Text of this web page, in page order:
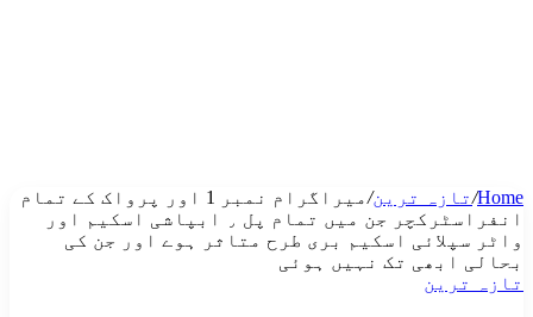
Home
/تازہ ترین/
میراگرام نمبر 1 اور پرواک کے تمام
انفراسٹرکچر جن میں تمام پل ٫ ابپاشی اسکیم اور
واٹر سپلائی اسکیم بری طرح متاثر ہوے اور جن کی
بحالی ابھی تک نہیں ہوئی
تازہ ترین